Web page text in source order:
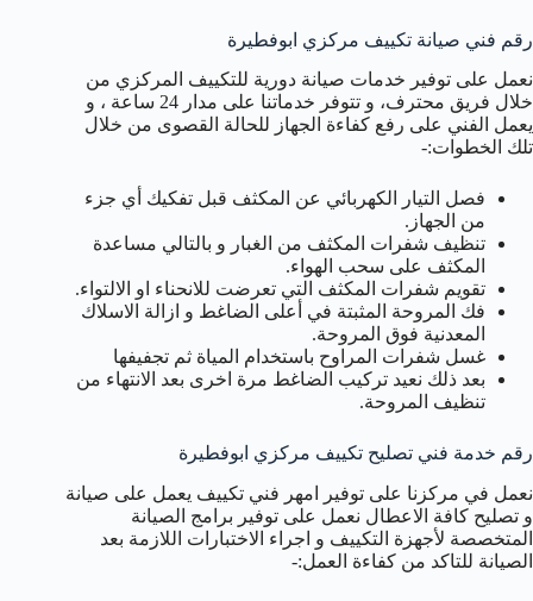
رقم فني صيانة تكييف مركزي ابوفطيرة
نعمل على توفير خدمات صيانة دورية للتكييف المركزي من
خلال فريق محترف، و تتوفر خدماتنا على مدار 24 ساعة ، و
يعمل الفني على رفع كفاءة الجهاز للحالة القصوى من خلال
تلك الخطوات:-
فصل التيار الكهربائي عن المكثف قبل تفكيك أي جزء
من الجهاز.
تنظيف شفرات المكثف من الغبار و بالتالي مساعدة
المكثف على سحب الهواء.
تقويم شفرات المكثف التي تعرضت للانحناء او الالتواء.
فك المروحة المثبتة في أعلى الضاغط و ازالة الاسلاك
المعدنية فوق المروحة.
غسل شفرات المراوح باستخدام المياة ثم تجفيفها
بعد ذلك نعيد تركيب الضاغط مرة اخرى بعد الانتهاء من
تنظيف المروحة.
رقم خدمة فني تصليح تكييف مركزي ابوفطيرة
نعمل في مركزنا على توفير امهر فني تكييف يعمل على صيانة
و تصليح كافة الاعطال نعمل على توفير برامج الصيانة
المتخصصة لأجهزة التكييف و اجراء الاختبارات اللازمة بعد
الصيانة للتاكد من كفاءة العمل:-